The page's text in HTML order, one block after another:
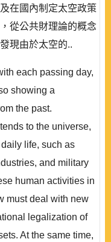
在國內制定太空政策
從公共財理論的概念
現由於太空的..
each passing day,
showing a
the past.
to the universe,
life, such as
and military
human activities in
must deal with new
legalization of
At the same time,